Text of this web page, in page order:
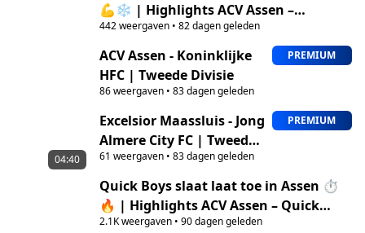
💪❄️ | Highlights ACV Assen –
Koninklijke HFC
442weergaven• 82 dagen geleden
ACV Assen - Koninklijke
HFC | Tweede Divisie
86weergaven• 83 dagen geleden
PREMIUM
Excelsior Maassluis - Jong
Almere City FC | Tweede
Divisie
61 weergaven• 83 dagen geleden
PREMIUM
04:40
Quick Boys slaat laat toe in Assen ⏱️
🔥 | Highlights ACV Assen – Quick
Boys
2.1Kweergaven• 90 dagen geleden